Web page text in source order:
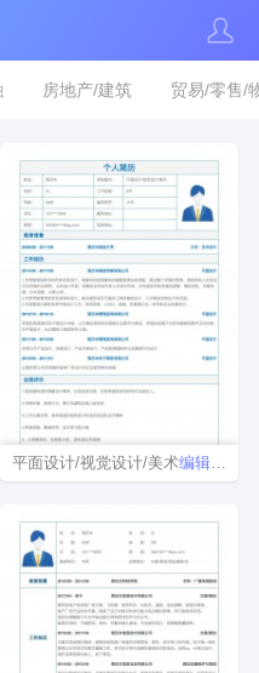
房地产/建筑 贸易/零售/
平面设计/视觉设计/美术编辑